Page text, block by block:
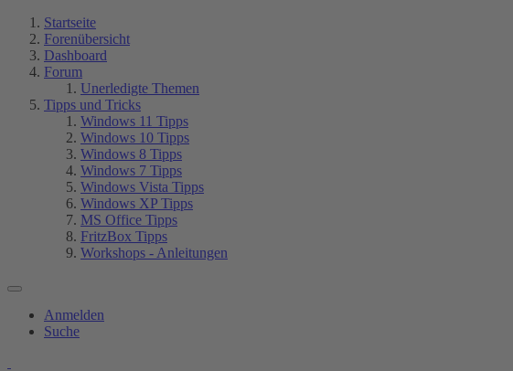
Startseite
Forenübersicht
Dashboard
Forum
Unerledigte Themen
Tipps und Tricks
Windows 11 Tipps
Windows 10 Tipps
Windows 8 Tipps
Windows 7 Tipps
Windows Vista Tipps
Windows XP Tipps
MS Office Tipps
FritzBox Tipps
Workshops - Anleitungen
Anmelden
Suche